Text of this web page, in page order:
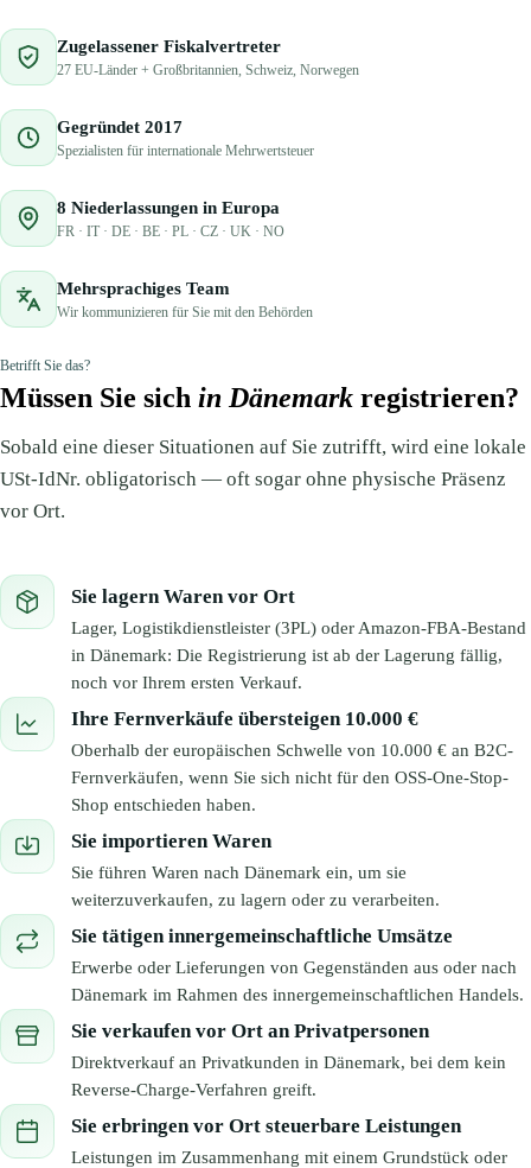
Zugelassener Fiskalvertreter
27 EU-Länder + Großbritannien, Schweiz, Norwegen
Gegründet 2017
Spezialisten für internationale Mehrwertsteuer
8 Niederlassungen in Europa
FR · IT · DE · BE · PL · CZ · UK · NO
Mehrsprachiges Team
Wir kommunizieren für Sie mit den Behörden
Betrifft Sie das?
Müssen Sie sich in Dänemark registrieren?
Sobald eine dieser Situationen auf Sie zutrifft, wird eine lokale
USt-IdNr. obligatorisch — oft sogar ohne physische Präsenz
vor Ort.
Sie lagern Waren vor Ort
Lager, Logistikdienstleister (3PL) oder Amazon-FBA-Bestand
in Dänemark: Die Registrierung ist ab der Lagerung fällig,
noch vor Ihrem ersten Verkauf.
Ihre Fernverkäufe übersteigen 10.000 €
Oberhalb der europäischen Schwelle von 10.000 € an B2C-
Fernverkäufen, wenn Sie sich nicht für den OSS-One-Stop-
Shop entschieden haben.
Sie importieren Waren
Sie führen Waren nach Dänemark ein, um sie
weiterzuverkaufen, zu lagern oder zu verarbeiten.
Sie tätigen innergemeinschaftliche Umsätze
Erwerbe oder Lieferungen von Gegenständen aus oder nach
Dänemark im Rahmen des innergemeinschaftlichen Handels.
Sie verkaufen vor Ort an Privatpersonen
Direktverkauf an Privatkunden in Dänemark, bei dem kein
Reverse-Charge-Verfahren greift.
Sie erbringen vor Ort steuerbare Leistungen
Leistungen im Zusammenhang mit einem Grundstück oder